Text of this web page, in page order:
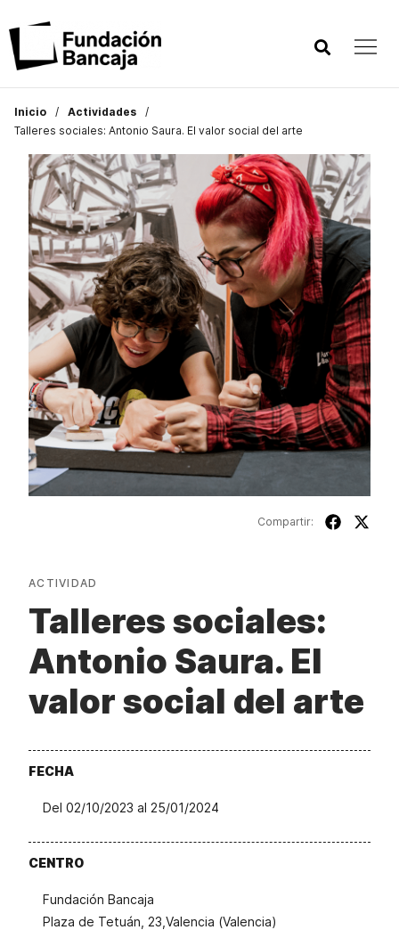
Inicio
Actividades
Talleres sociales: Antonio Saura. El valor social del arte
Compartir:
ACTIVIDAD
Talleres sociales:
Antonio Saura. El
valor social del arte
FECHA
Del 02/10/2023 al 25/01/2024
CENTRO
Fundación Bancaja
Plaza de Tetuán, 23,Valencia (Valencia)